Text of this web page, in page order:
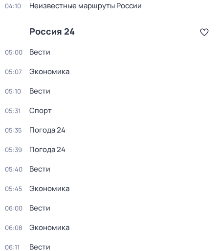
04:10 Неизвестные маршруты России
Россия 24
05:00 Вести
05:07 Экономика
05:10 Вести
05:31 Спорт
05:35 Погода 24
05:39 Погода 24
05:40 Вести
05:45 Экономика
06:00 Вести
06:08 Экономика
06:11 Вести